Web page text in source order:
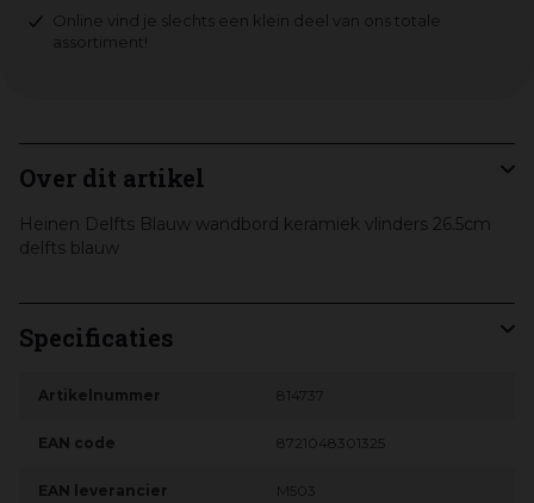
Online vind je slechts een klein deel van ons totale
assortiment!
Over dit artikel
Heinen Delfts Blauw wandbord keramiek vlinders 26.5cm
delfts blauw
Specificaties
Artikelnummer 814737
EAN code 8721048301325
EAN leverancier M503